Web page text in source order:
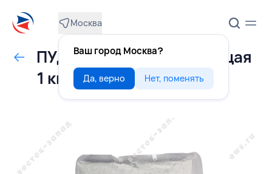
Москва
Ваш город Москва?
Да, верно Нет, поменять
ПУДРА сахарная нетающая
1 кг,РОССИЯ